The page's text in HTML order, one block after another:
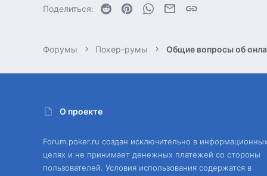
Поделиться: Reddit PinterestWhatsAppЭлектронная почта
Форумы Покер-румы Общие вопросы об
О проекте
Forum.poker.ru создан исключительно в
целях и не принимает денежных платежей со стороны
пользователей. Условия использования содержатся в